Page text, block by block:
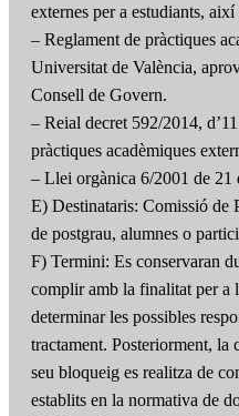
externes per a estudiants,
– Reglament de pràctiques
Universitat de València,
Consell de Govern.
– Reial decret 592/2014,
pràctiques acadèmiques
– Llei orgànica 6/2001 de 21
E) Destinataris: Comissió de
de postgrau, alumnes o
F) Termini: Es conservaran
complir amb la finalitat per a
determinar les possibles
tractament. Posteriorment, la
seu bloqueig es realitza de
establits en la normativa de